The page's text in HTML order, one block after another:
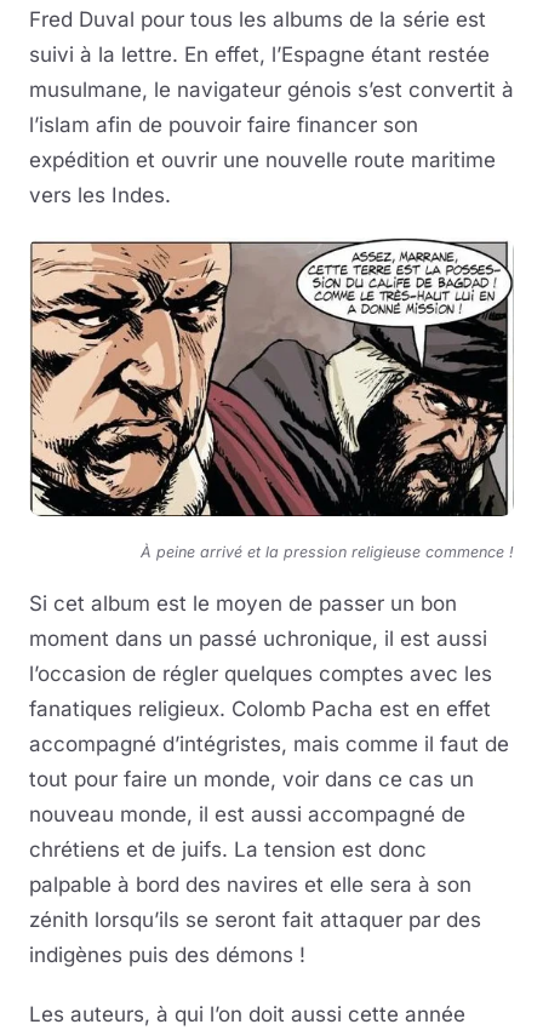
Fred Duval pour tous les albums de la série est
suivi à la lettre. En effet, l’Espagne étant restée
musulmane, le navigateur génois s’est convertit à
l’islam afin de pouvoir faire financer son
expédition et ouvrir une nouvelle route maritime
vers les Indes.
À peine arrivé et la pression religieuse commence !
Si cet album est le moyen de passer un bon
moment dans un passé uchronique, il est aussi
l’occasion de régler quelques comptes avec les
fanatiques religieux. Colomb Pacha est en effet
accompagné d’intégristes, mais comme il faut de
tout pour faire un monde, voir dans ce cas un
nouveau monde, il est aussi accompagné de
chrétiens et de juifs. La tension est donc
palpable à bord des navires et elle sera à son
zénith lorsqu’ils se seront fait attaquer par des
indigènes puis des démons !
Les auteurs, à qui l’on doit aussi cette année